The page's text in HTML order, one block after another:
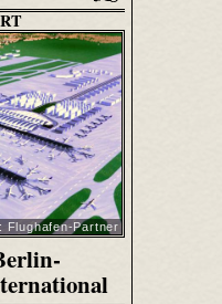
Flughafen-Partner